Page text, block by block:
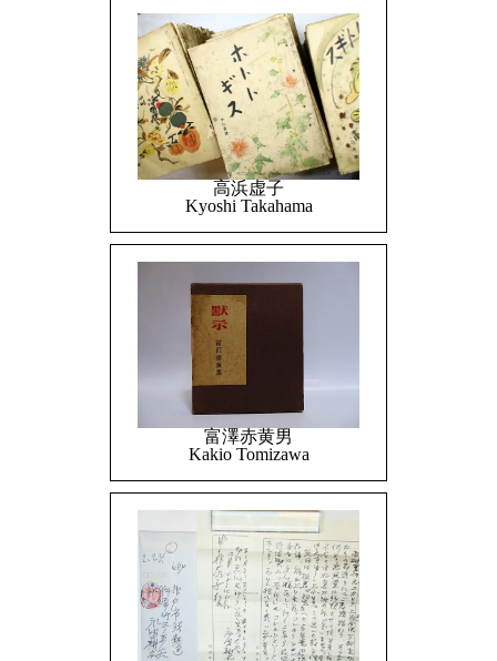
高浜虚子
Kyoshi Takahama
富澤赤黄男
Kakio Tomizawa